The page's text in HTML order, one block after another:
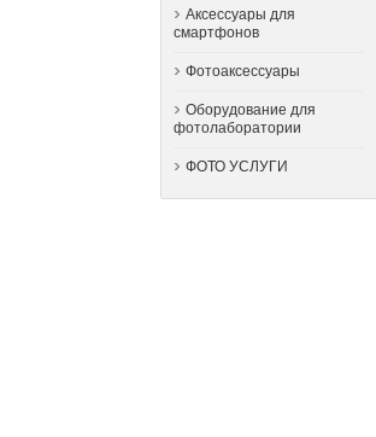
Аксессуары для
смартфонов
Фотоаксессуары
Оборудование для
фотолаборатории
ФОТО УСЛУГИ